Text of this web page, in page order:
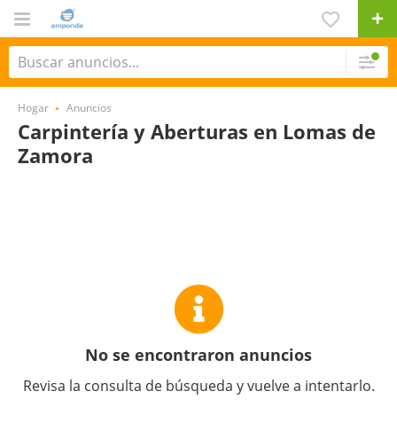
Hogar Anuncios
Carpintería y Aberturas en Lomas de
Zamora
No se encontraron anuncios
Revisa la consulta de búsqueda y vuelve a intentarlo.